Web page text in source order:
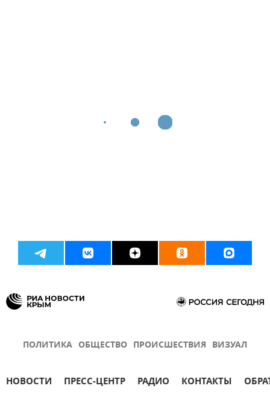
ПОЛИТИКА ОБЩЕСТВО ПРОИСШЕСТВИЯ ВИЗУАЛ
НОВОСТИ ПРЕСС-ЦЕНТР РАДИО КОНТАКТЫ